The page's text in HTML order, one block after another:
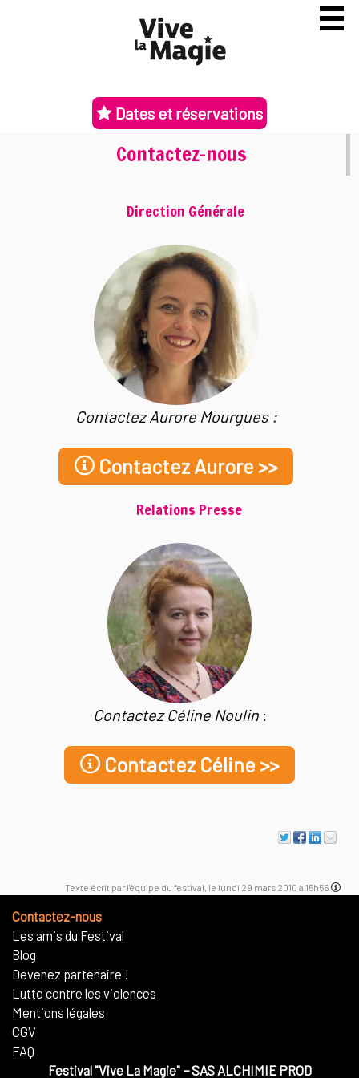
Dates et réservations
Contactez-nous
Direction Générale
Contactez Aurore Mourgues :
Contactez Aurore >>
Relations Presse
Contactez Céline Noulin:
Contactez Céline >>
Texte écrit par l'équipe du festival, le lundi 29 mars 2010 à 15h56
Contactez-nous
Les amis du Festival
Blog
Devenez partenaire !
Lutte contre les violences
Mentions légales
CGV
FAQ
Festival "Vive La Magie"−SAS ALCHIMIE PROD